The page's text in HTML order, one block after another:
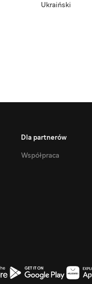
Ukraiński
Dla partnerów
Współpraca